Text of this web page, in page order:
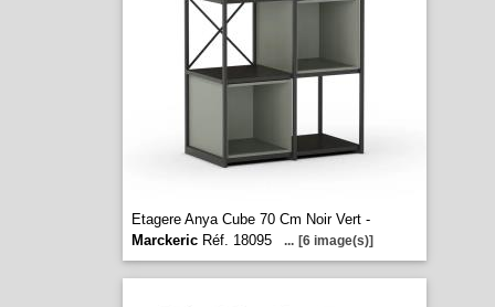
Etagere Anya Cube 70 Cm Noir Vert -
MarckericRéf. 18095 ... [6 image(s)]